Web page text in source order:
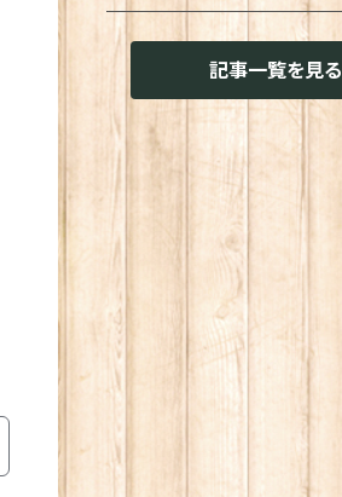
ファブリック・マルチカバー
ブランケット
造花・アーティフィシャルグリーン
扇風機・ハンディファン
キーホルダー
メガネ・メガネケース
傘
レインコート
靴
ブーツ
サンダル・スリッポン
箸置き
ふきん
保存容器
調味料入れ
ボトル
ふせん
ポチ袋
マスキングテープ
スタンプ
マグネット
計算機
だし
お菓子
プロテイン
パスタ
猫用
犬猫兼用
サプリメント
犬
猫
犬猫共通
記事一覧を見る